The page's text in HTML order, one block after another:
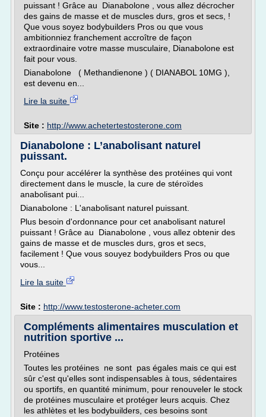
puissant ! Grâce au Dianabolone , vous allez décrocher
des gains de masse et de muscles durs, gros et secs, !
Que vous soyez bodybuilders Pros ou que vous
ambitionniez franchement accroître de façon
extraordinaire votre masse musculaire, Dianabolone est
fait pour vous.
Dianabolone ( Methandienone ) ( DIANABOL 10MG ),
est devenu en...
Lire la suite
Site : http://www.achetertestosterone.com
Dianabolone : L’anabolisant naturel
puissant.
Conçu pour accélérer la synthèse des protéines qui vont
directement dans le muscle, la cure de stéroïdes
anabolisant pui...
Dianabolone : L'anabolisant naturel puissant.
Plus besoin d'ordonnance pour cet anabolisant naturel
puissant ! Grâce au Dianabolone , vous allez obtenir des
gains de masse et de muscles durs, gros et secs,
facilement ! Que vous souyez bodybuilders Pros ou que
vous...
Lire la suite
Site : http://www.testosterone-acheter.com
Compléments alimentaires musculation et
nutrition sportive ...
Protéines
Toutes les protéines ne sont pas égales mais ce qui est
sûr c'est qu'elles sont indispensables à tous, sédentaires
ou sportifs, en quantité minimum, pour renouveler le stock
de protéines musculaire et protéger leurs acquis. Chez
les athlètes et les bodybuilders, ces besoins sont